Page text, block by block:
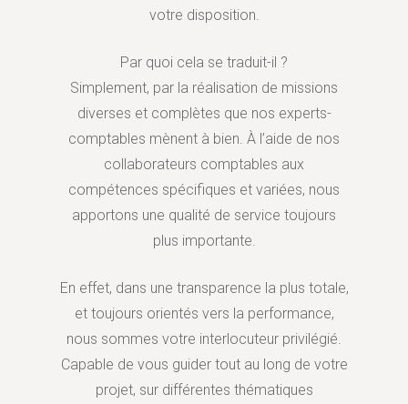
votre disposition.
Par quoi cela se traduit-il ?
Simplement, par la réalisation de missions
diverses et complètes que nos experts-
comptables mènent à bien. À l’aide de nos
collaborateurs comptables aux
compétences spécifiques et variées, nous
apportons une qualité de service toujours
plus importante.
En effet, dans une transparence la plus totale,
et toujours orientés vers la performance,
nous sommes votre interlocuteur privilégié.
Capable de vous guider tout au long de votre
projet, sur différentes thématiques